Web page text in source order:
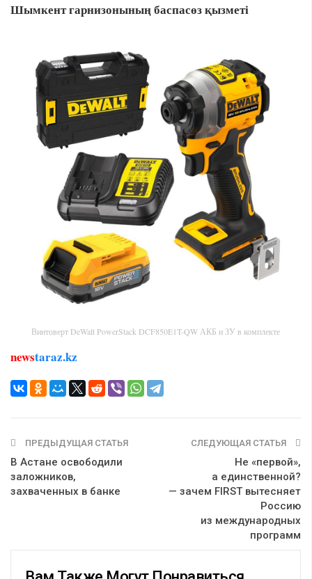
Шымкент гарнизонының баспасөз қызметі
Винтоверт DeWalt PowerStack DCF850E1T-QW АКБ и ЗУ в комплекте
newstaraz.kz
ПРЕДЫДУЩАЯ СТАТЬЯ
В Астане освободили
заложников,
захваченных в банке
СЛЕДУЮЩАЯ СТАТЬЯ
Не «первой»,
а единственной?
— зачем FIRST вытесняет
Россию
из международных
программ